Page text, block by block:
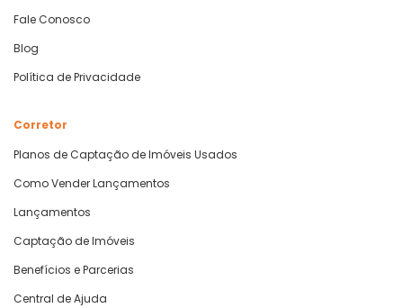
Fale Conosco
Blog
Política de Privacidade
Corretor
Planos de Captação de Imóveis Usados
Como Vender Lançamentos
Lançamentos
Captação de Imóveis
Benefícios e Parcerias
Central de Ajuda